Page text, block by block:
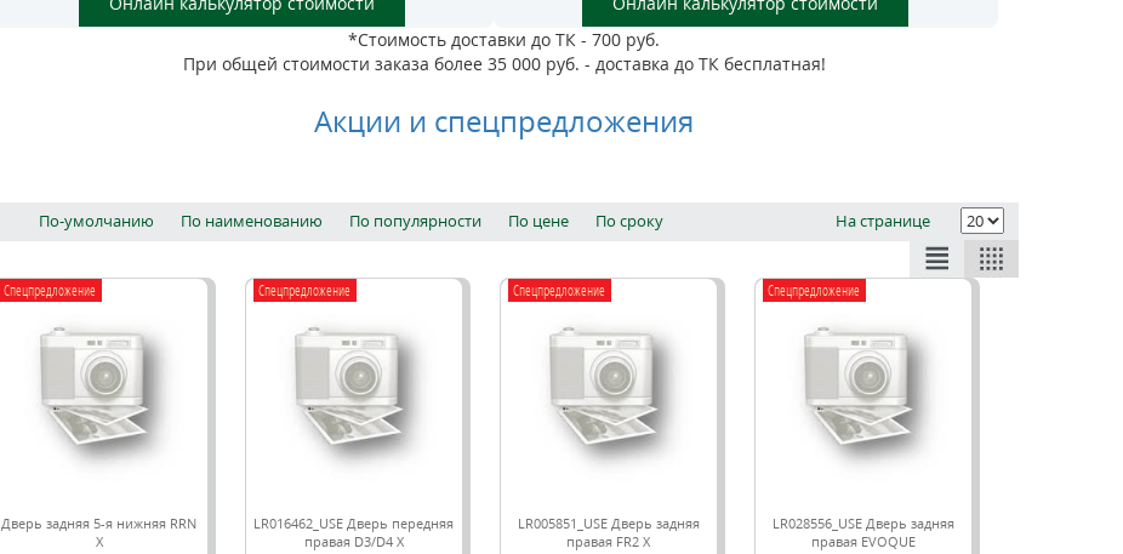
*Стоимость доставки до ТК - 700 руб.
При общей стоимости заказа более 35 000 руб. - доставка до ТК бесплатная!
Акции и спецпредложения
По-умолчанию По наименованию По популярности По цене По сроку На странице
Спецпредложение
Дверь задняя 5-я нижняя RRN
X
Спецпредложение
LR016462_USE Дверь передняя
правая D3/D4 Х
Спецпредложение
LR005851_USE Дверь задняя
правая FR2 X
Спецпредложение
LR028556_USE Дверь задняя
правая EVOQUE